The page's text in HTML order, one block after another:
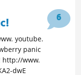
6
youtube.
panic
http://www.
dwE